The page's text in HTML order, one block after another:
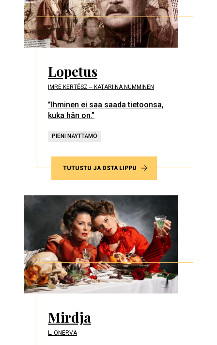
Lopetus
IMRE KERTÉSZ ‒ KATARIINA NUMMINEN
”Ihminen ei saa saada tietoonsa,
kuka hän on.”
PIENI NÄYTTÄMÖ
TUTUSTU JA OSTA LIPPU
Mirdja
L. ONERVA